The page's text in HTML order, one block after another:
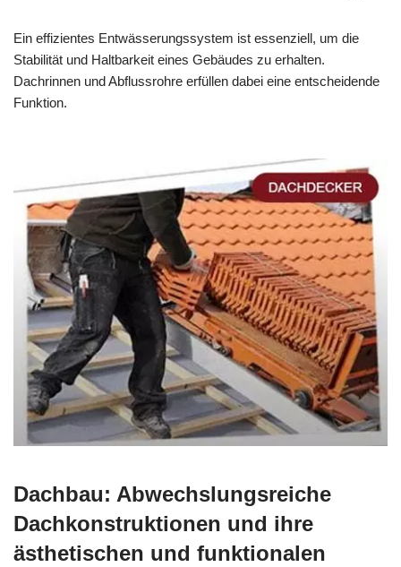
Ein effizientes Entwässerungssystem ist essenziell, um die
Stabilität und Haltbarkeit eines Gebäudes zu erhalten.
Dachrinnen und Abflussrohre erfüllen dabei eine entscheidende
Funktion.
Dachbau: Abwechslungsreiche
Dachkonstruktionen und ihre
ästhetischen und funktionalen